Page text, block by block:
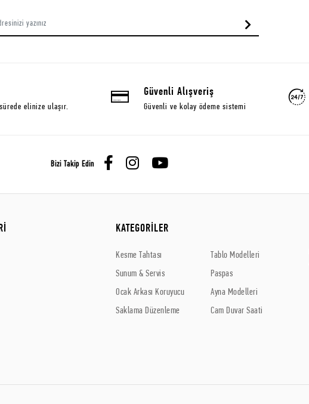
elinize ulaşır.
Güvenli Alışveriş
Güvenli ve kolay ödeme sistemi
Bizi Takip Edin
KATEGORİLER
Kesme Tahtası
Sunum & Servis
Ocak Arkası Koruyucu
Saklama Düzenleme
Tablo Modelleri
Paspas
Ayna Modelleri
Cam Duvar Saati